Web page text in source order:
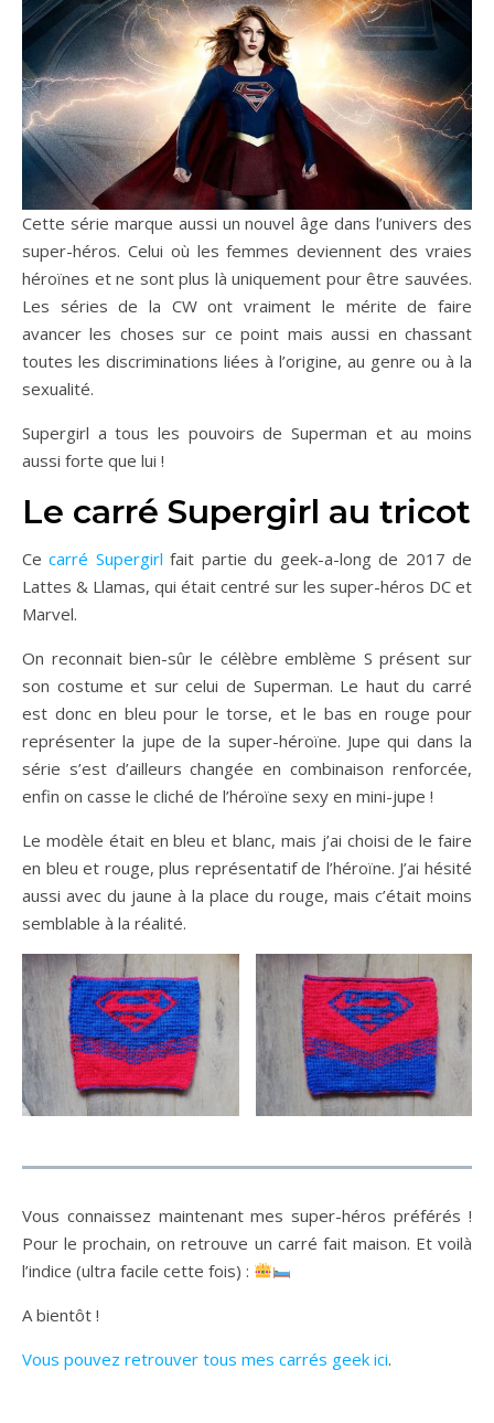
Cette série marque aussi un nouvel âge dans l’univers des
super-héros. Celui où les femmes deviennent des vraies
héroïnes et ne sont plus là uniquement pour être sauvées.
Les séries de la CW ont vraiment le mérite de faire
avancer les choses sur ce point mais aussi en chassant
toutes les discriminations liées à l’origine, au genre ou à la
sexualité.
Supergirl a tous les pouvoirs de Superman et au moins
aussi forte que lui !
Le carré Supergirl au tricot
Cecarré Supergirl fait partie du geek-a-long de 2017 de
Lattes & Llamas, qui était centré sur les super-héros DC et
Marvel.
On reconnait bien-sûr le célèbre emblème S présent sur
son costume et sur celui de Superman. Le haut du carré
est donc en bleu pour le torse, et le bas en rouge pour
représenter la jupe de la super-héroïne. Jupe qui dans la
série s’est d’ailleurs changée en combinaison renforcée,
enfin on casse le cliché de l’héroïne sexy en mini-jupe !
Le modèle était en bleu et blanc, mais j’ai choisi de le faire
en bleu et rouge, plus représentatif de l’héroïne. J’ai hésité
aussi avec du jaune à la place du rouge, mais c’était moins
semblable à la réalité.
Vous connaissez maintenant mes super-héros préférés !
Pour le prochain, on retrouve un carré fait maison. Et voilà
l’indice (ultra facile cette fois) :
A bientôt !
Vous pouvez retrouver tous mes carrés geek ici.